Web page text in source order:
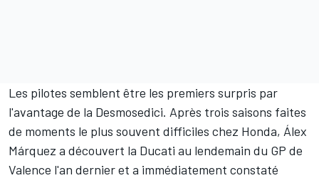
Les pilotes semblent être les premiers surpris par
l'avantage de la Desmosedici. Après trois saisons faites
de moments le plus souvent difficiles chez Honda, Álex
Márquez a découvert la Ducati au lendemain du GP de
Valence l'an dernier et a immédiatement constaté